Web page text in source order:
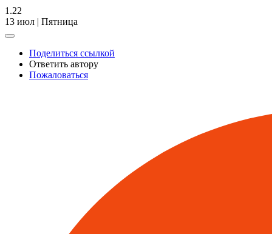
1.22
13 июл | Пятница
Поделиться ссылкой
Ответить автору
Пожаловаться